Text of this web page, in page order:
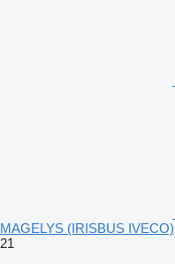
MAGELYS (IRISBUS IVECO)
21